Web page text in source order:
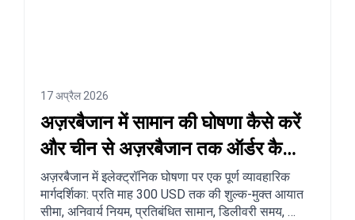
17 अप्रैल 2026
अज़रबैजान में सामान की घोषणा कैसे करें
और चीन से अज़रबैजान तक ऑर्डर कैसे
करें?
अज़रबैजान में इलेक्ट्रॉनिक घोषणा पर एक पूर्ण व्यावहारिक
मार्गदर्शिका: प्रति माह 300 USD तक की शुल्क-मुक्त आयात
सीमा, अनिवार्य नियम, प्रतिबंधित सामान, डिलीवरी समय, और